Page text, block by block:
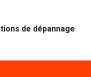
de dépannage